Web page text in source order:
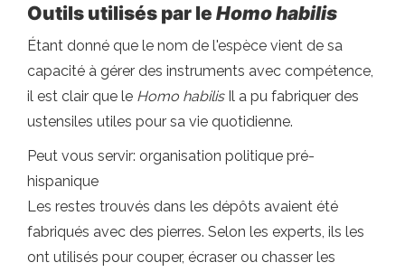
Outils utilisés par le Homo habilis
Étant donné que le nom de l'espèce vient de sa
capacité à gérer des instruments avec compétence,
il est clair que le Homo habilisIl a pu fabriquer des
ustensiles utiles pour sa vie quotidienne.
Peut vous servir: organisation politique pré-
hispanique
Les restes trouvés dans les dépôts avaient été
fabriqués avec des pierres. Selon les experts, ils les
ont utilisés pour couper, écraser ou chasser les